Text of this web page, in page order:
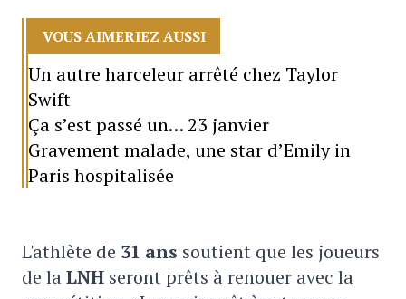
VOUS AIMERIEZ AUSSI
Un autre harceleur arrêté chez Taylor
Swift
Ça s’est passé un… 23 janvier
Gravement malade, une star d’Emily in
Paris hospitalisée
L'athlète de 31 ans soutient que les joueurs
de laLNH seront prêts à renouer avec la